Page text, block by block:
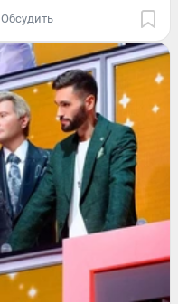
Обсудить